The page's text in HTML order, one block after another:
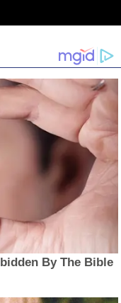
By The Bible